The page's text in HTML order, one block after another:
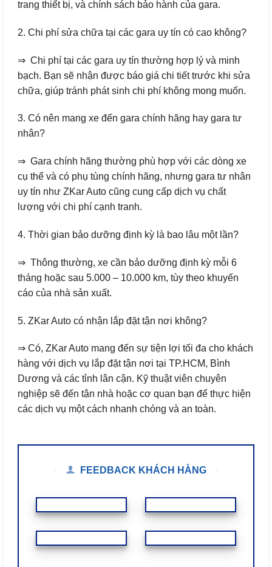
trang thiết bị, và chính sách bảo hành của gara.
2. Chi phí sửa chữa tại các gara uy tín có cao không?
⇒ Chi phí tại các gara uy tín thường hợp lý và minh
bạch. Bạn sẽ nhận được báo giá chi tiết trước khi sửa
chữa, giúp tránh phát sinh chi phí không mong muốn.
3. Có nên mang xe đến gara chính hãng hay gara tư
nhân?
⇒ Gara chính hãng thường phù hợp với các dòng xe
cụ thể và có phụ tùng chính hãng, nhưng gara tư nhân
uy tín như ZKar Auto cũng cung cấp dịch vụ chất
lượng với chi phí cạnh tranh.
4. Thời gian bảo dưỡng định kỳ là bao lâu một lần?
⇒ Thông thường, xe cần bảo dưỡng định kỳ mỗi 6
tháng hoặc sau 5.000 – 10.000 km, tùy theo khuyến
cáo của nhà sản xuất.
5. ZKar Auto có nhận lắp đặt tận nơi không?
⇒ Có, ZKar Auto mang đến sự tiện lợi tối đa cho khách
hàng với dịch vụ lắp đặt tận nơi tại TP.HCM, Bình
Dương và các tỉnh lân cận. Kỹ thuật viên chuyên
nghiệp sẽ đến tận nhà hoặc cơ quan bạn để thực hiện
các dịch vụ một cách nhanh chóng và an toàn.
FEEDBACK KHÁCH HÀNG